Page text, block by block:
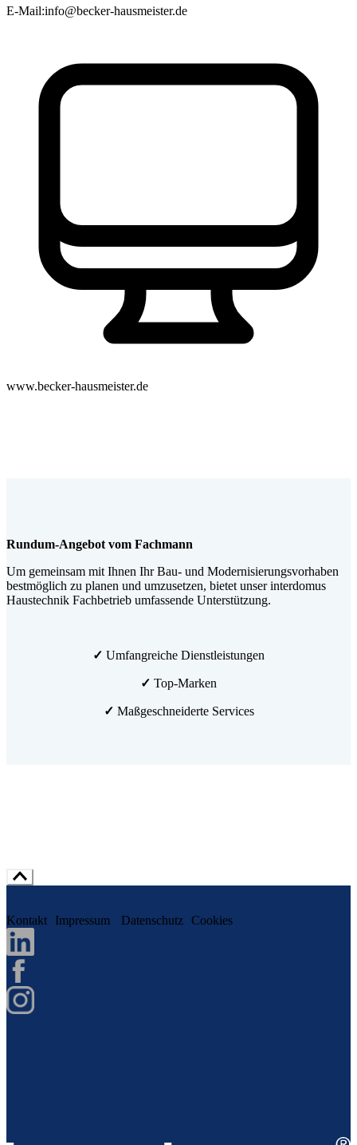
E-Mail:info@becker-hausmeister.de
www.becker-hausmeister.de
Rundum-Angebot vom Fachmann
Um gemeinsam mit Ihnen Ihr Bau- und Modernisierungsvorhaben
bestmöglich zu planen und umzusetzen, bietet unser interdomus
Haustechnik Fachbetrieb umfassende Unterstützung.
✓ Umfangreiche Dienstleistungen
✓ Top-Marken
✓ Maßgeschneiderte Services
Kontakt Impressum Datenschutz Cookies